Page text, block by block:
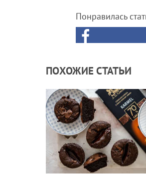
Понравилась
ПОХОЖИЕ СТАТЬИ